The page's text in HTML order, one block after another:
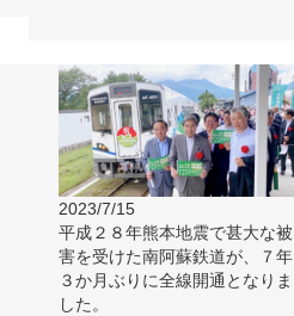
2023/7/15
平成２８年熊本地震で甚大な被
害を受けた南阿蘇鉄道が、７年
３か月ぶりに全線開通となりま
した。